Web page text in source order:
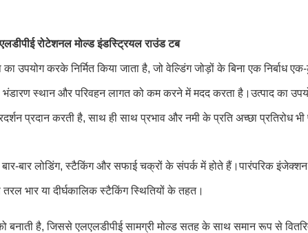
रोटेशनल मोल्ड इंडस्ट्रियल राउंड टब
उपयोग करके निर्मित किया जाता है, जो वेल्डिंग जोड़ों के बिना एक निर्बाध
स्थान और परिवहन लागत को कम करने में मदद करता है।उत्पाद का
प्रदान करती है, साथ ही साथ प्रभाव और नमी के प्रति अच्छा
बार लोडिंग, स्टैकिंग और सफाई चक्रों के संपर्क में होते हैं।पारंपरिक इंजेक्शन
भार या दीर्घकालिक स्टैकिंग स्थितियों के तहत।
है, जिससे एलएलडीपीई सामग्री मोल्ड सतह के साथ समान रूप से